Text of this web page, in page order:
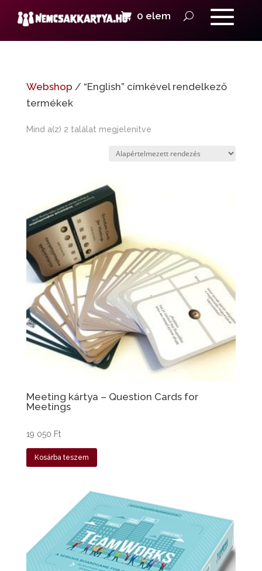
0 elem
Webshop / “English” címkével rendelkező
termékek
Mind a(z) 2 találat megjelenítve
Meeting kártya – Question Cards for
Meetings
19 050 Ft
Kosárba teszem